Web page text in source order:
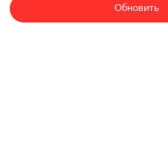
Обновить